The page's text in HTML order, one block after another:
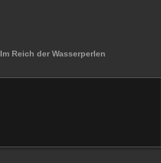
Im Reich der Wasserperlen